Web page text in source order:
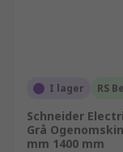
I lager RS
Schneider
Grå
mm 1400 mm